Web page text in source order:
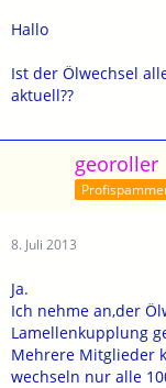
Hallo
Ist der Ölwechsel
aktuell??
georoller
8. Juli 2013
Ja.
Ich nehme an,der
Lamellenkupplung
Mehrere Mitglieder
wechseln nur alle